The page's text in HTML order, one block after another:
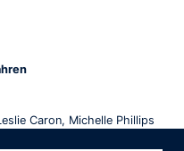
Caron, Michelle Phillips